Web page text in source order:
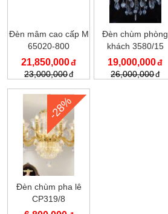
Đèn mâm cao cấp M
65020-800
21,850,000
23,000,000
Đèn chùm phòng
khách 3580/15
19,000,000
26,000,000
-28%
Đèn chùm pha lê
CP319/8